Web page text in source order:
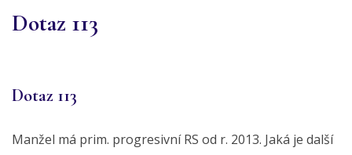
Dotaz 113
Dotaz 113
Manžel má prim. progresivní RS od r. 2013. Jaká je další